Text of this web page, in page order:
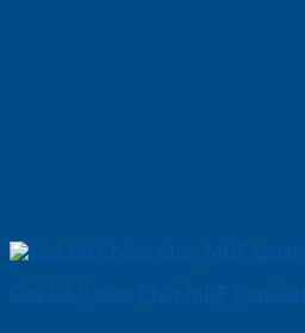
Cửa Gỗ Chống Cháy MDF Laminate